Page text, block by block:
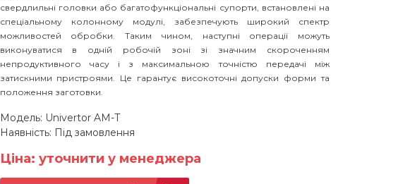
свердлильні головки або багатофункціональні супорти, встановлені на
спеціальному колонному модулі, забезпечують широкий спектр
можливостей обробки. Таким чином, наступні операції можуть
виконуватися в одній робочій зоні зі значним скороченням
непродуктивного часу і з максимальною точністю передачі між
затискними пристроями. Це гарантує високоточні допуски форми та
положення заготовки.
Модель: Univertor AM-T
Наявність: Під замовлення
Ціна: уточнити у менеджера